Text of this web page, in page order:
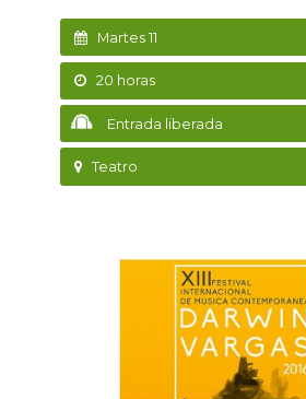
Martes 11
20 horas
Entrada liberada
Teatro